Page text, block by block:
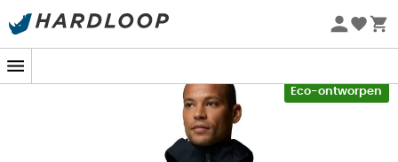
Zomeraanbiedingen 🔥 -5% EXTRA vanaf 2 producten* met
Eco-ontworpen